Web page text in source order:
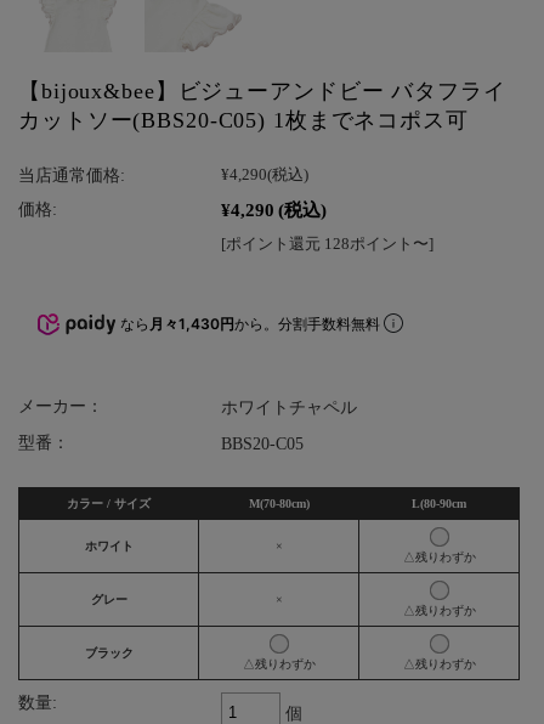
【bijoux&bee】ビジューアンドビー バタフライ
カットソー(BBS20-C05) 1枚までネコポス可
当店通常価格: ¥4,290(税込)
価格: ¥4,290 (税込)
[ポイント還元 128ポイント〜]
なら 月々1,430円から。分割手数料無料
メーカー：
ホワイトチャペル
型番：
BBS20-C05
カラー / サイズ M(70-80cm) L(80-90cm
ホワイト
×
△残りわずか
グレー
×
△残りわずか
ブラック
△残りわずか
△残りわずか
数量:
個